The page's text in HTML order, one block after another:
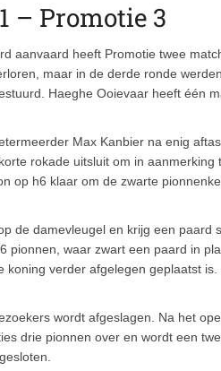
– Promotie 3
aanvaard heeft Promotie twee
maar in de derde ronde
Haeghe Ooievaar heeft één
Max Kanbier na enig
rokade uitsluit om in
op h6 klaar om de zwarte
de damevleugel en krijg een paard
pionnen, waar zwart een paard in
koning verder afgelegen geplaatst
wordt afgeslagen. Na het
drie pionnen over en wordt een